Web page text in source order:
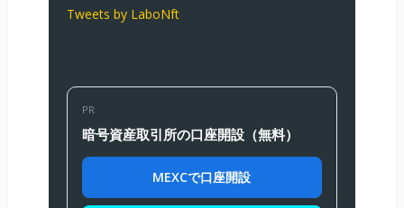
Tweets by LaboNft
PR
暗号資産取引所の口座開設（無料）
MEXCで口座開設